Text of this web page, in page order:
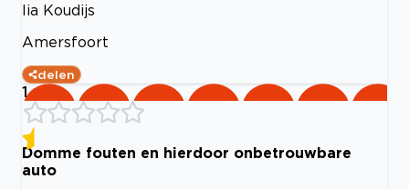
lia Koudijs
Amersfoort
delen
1
Domme fouten en hierdoor onbetrouwbare
auto